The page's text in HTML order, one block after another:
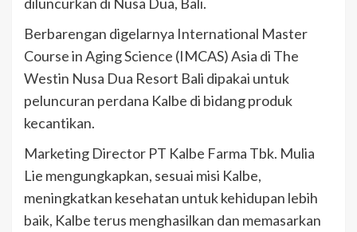
Berbarengan digelarnya International Master
Course in Aging Science (IMCAS) Asia di The
Westin Nusa Dua Resort Bali dipakai untuk
peluncuran perdana Kalbe di bidang produk
kecantikan.
Marketing Director PT Kalbe Farma Tbk. Mulia
Lie mengungkapkan, sesuai misi Kalbe,
meningkatkan kesehatan untuk kehidupan lebih
baik, Kalbe terus menghasilkan dan memasarkan